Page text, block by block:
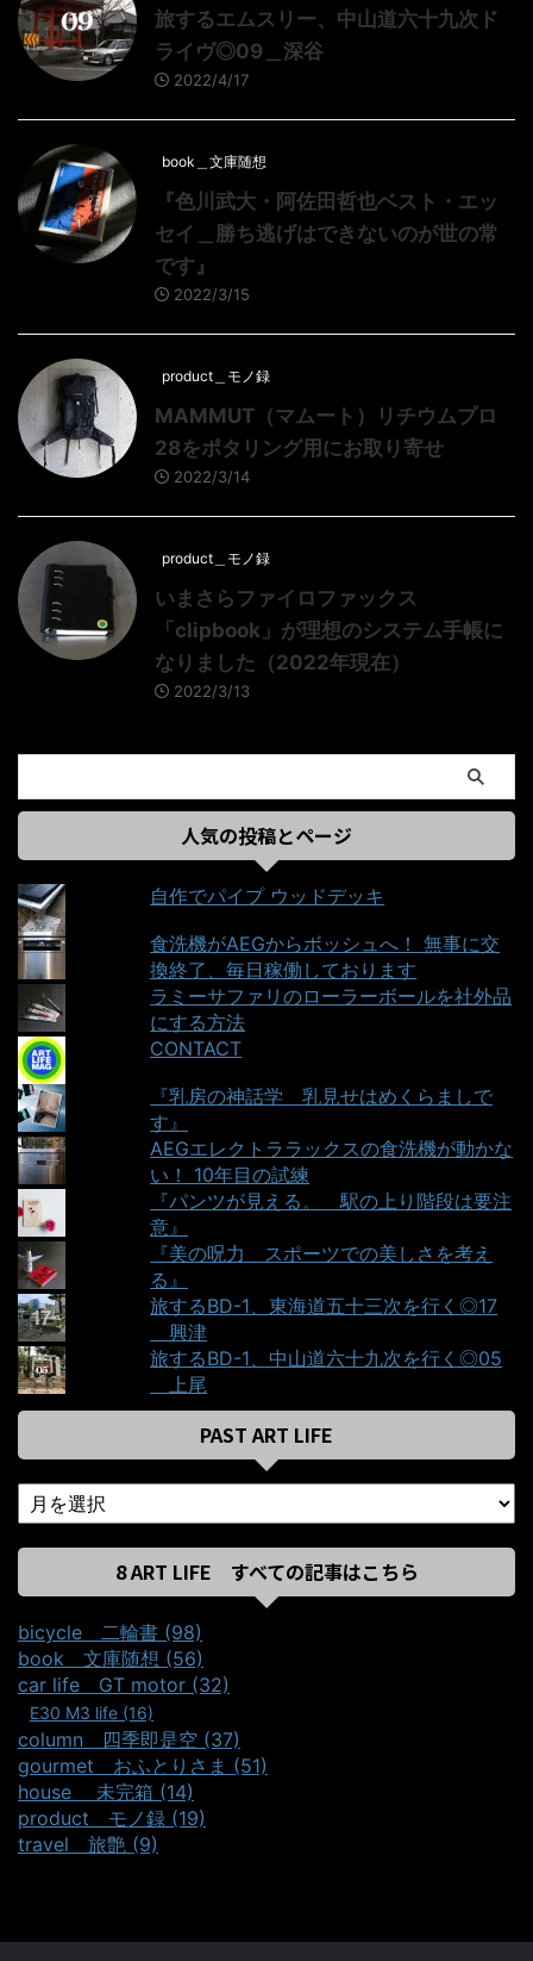
旅するエムスリー、中山道六十九次ド
ライヴ◎09＿深谷
2022/4/17
book＿文庫随想
『色川武大・阿佐田哲也ベスト・エッ
セイ＿勝ち逃げはできないのが世の常
です』
2022/3/15
product＿モノ録
MAMMUT（マムート）リチウムプロ
28をポタリング用にお取り寄せ
2022/3/14
product＿モノ録
いまさらファイロファックス
「clipbook」が理想のシステム手帳に
なりました（2022年現在）
2022/3/13
人気の投稿とページ
自作でパイプ ウッドデッキ
食洗機がAEGからボッシュへ！ 無事に交
換終了、毎日稼働しております
ラミーサファリのローラーボールを社外品
にする方法
CONTACT
『乳房の神話学＿乳見せはめくらましで
す』
AEGエレクトララックスの食洗機が動かな
い！ 10年目の試練
『パンツが見える。＿駅の上り階段は要注
意』
『美の呪力＿スポーツでの美しさを考え
る』
旅するBD-1、東海道五十三次を行く◎17
＿興津
旅するBD-1、中山道六十九次を行く◎05
＿上尾
PAST ART LIFE
8 ART LIFE すべての記事はこちら
bicycle＿二輪書 (98)
book＿文庫随想 (56)
car life＿GT motor (32)
E30 M3 life (16)
column＿四季即是空 (37)
gourmet＿おふとりさま (51)
house ＿未完箱 (14)
product＿モノ録 (19)
travel＿旅艶 (9)